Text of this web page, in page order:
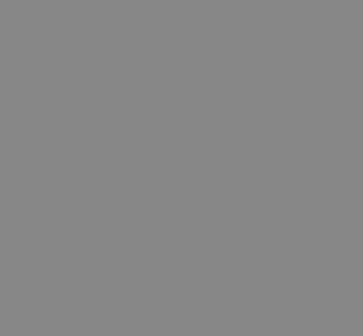
servizio
le preferenze di
di analisi web
di siti
e misurare le
cui il prefisso
che si
che imposta il
di analisi web
di siti
e misurare le
cui il prefisso
che si
di Google) per
i cookie.